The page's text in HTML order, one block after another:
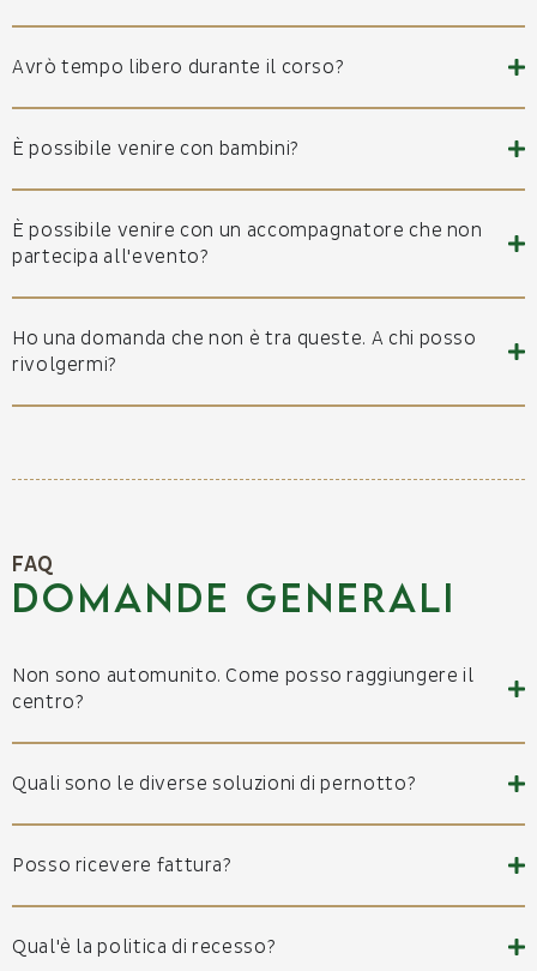
Avrò tempo libero durante il corso?
È possibile venire con bambini?
È possibile venire con un accompagnatore che non
partecipa all'evento?
Ho una domanda che non è tra queste. A chi posso
rivolgermi?
FAQ
Domande generali
Non sono automunito. Come posso raggiungere il
centro?
Quali sono le diverse soluzioni di pernotto?
Posso ricevere fattura?
Qual'è la politica di recesso?